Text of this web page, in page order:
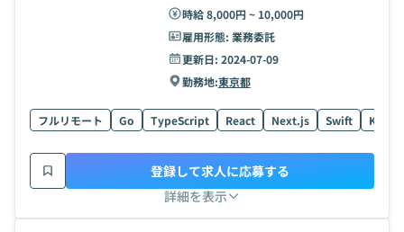
時給 8,000円 ~ 10,000円
雇用形態: 業務委託
更新日: 2024-07-09
勤務地:東京都
フルリモート Go TypeScript React Next.js Swift Kotlin
詳細を表示
登録して求人に応募する